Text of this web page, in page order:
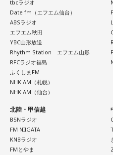
■監修者プロフィール：莉瑠（
東京・池袋占い館セレーネ所
強、コミュニケーションなど
下位からトップに。OL、芸能
クスを持つ方に寄り添いたい
SATORI電話占い月間ランキン
『莉瑠と龍神様の絶対神託』リ
Webサイト：
オンライン占いセレーネ：
思いを語りました。
コーナー後には、来場者から
には、田村がイベントを振り
ンディング曲の話とかを聞い
ど、100％皆さんに必ず来るお
うやって向き合うかというこ
ればと思います」と締めくくり
tbcラジオ
Date fm（エフエム仙台）
ABSラジオ
エフエム秋田
YBC山形放送
Rhythm Station エフエム山形
RFCラジオ福島
ふくしまFM
NHK AM（札幌）
NHK AM（仙台）
北陸・甲信越
BSNラジオ
FM NIIGATA
KNBラジオ
FMとやま